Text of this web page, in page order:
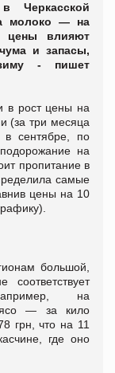
Черкасской
молоко — на
цены влияют
и запасы,
- пишет
в рост цены на
(за три месяца
сентябре, по
на
пропитание в
самые
цены на 10
большой,
соответствует
на
— за кило
грн, что на 11
где оно